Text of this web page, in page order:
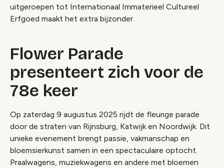
uitgeroepen tot Internationaal Immaterieel Cultureel
Erfgoed maakt het extra bijzonder.
Flower Parade
presenteert zich voor de
78e keer
Op zaterdag 9 augustus 2025 rijdt de fleurige parade
door de straten van Rijnsburg, Katwijk en Noordwijk. Dit
unieke evenement brengt passie, vakmanschap en
bloemsierkunst samen in een spectaculaire optocht.
Praalwagens, muziekwagens en andere met bloemen